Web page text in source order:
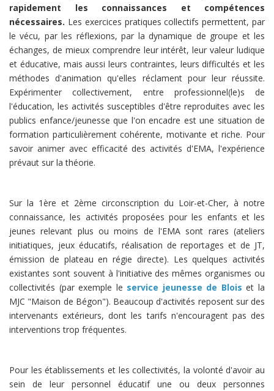
rapidement les connaissances et compétences
nécessaires. Les exercices pratiques collectifs permettent, par
le vécu, par les réflexions, par la dynamique de groupe et les
échanges, de mieux comprendre leur intérêt, leur valeur ludique
et éducative, mais aussi leurs contraintes, leurs difficultés et les
méthodes d'animation qu'elles réclament pour leur réussite.
Expérimenter collectivement, entre professionnel(le)s de
l'éducation, les activités susceptibles d'être reproduites avec les
publics enfance/jeunesse que l'on encadre est une situation de
formation particulièrement cohérente, motivante et riche. Pour
savoir animer avec efficacité des activités d'EMA, l'expérience
prévaut sur la théorie.
Sur la 1ère et 2ème circonscription du Loir-et-Cher, à notre
connaissance, les activités proposées pour les enfants et les
jeunes relevant plus ou moins de l'EMA sont rares (ateliers
initiatiques, jeux éducatifs, réalisation de reportages et de JT,
émission de plateau en régie directe). Les quelques activités
existantes sont souvent à l'initiative des mêmes organismes ou
collectivités (par exemple le service jeunesse de Blois et la
MJC "Maison de Bégon"). Beaucoup d'activités reposent sur des
intervenants extérieurs, dont les tarifs n'encouragent pas des
interventions trop fréquentes.
Pour les établissements et les collectivités, la volonté d'avoir au
sein de leur personnel éducatif une ou deux personnes